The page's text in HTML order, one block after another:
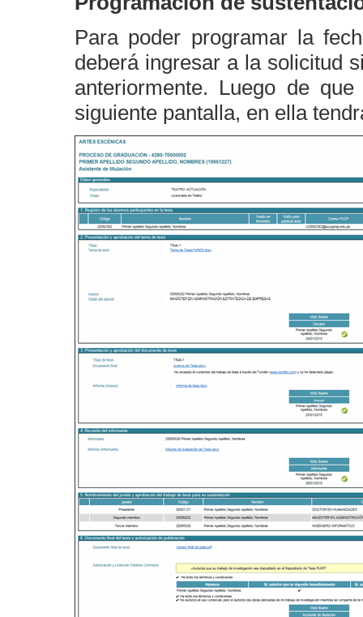
Para poder programar la
deberá ingresar a la solicitud
anteriormente. Luego de
siguiente pantalla, en ella